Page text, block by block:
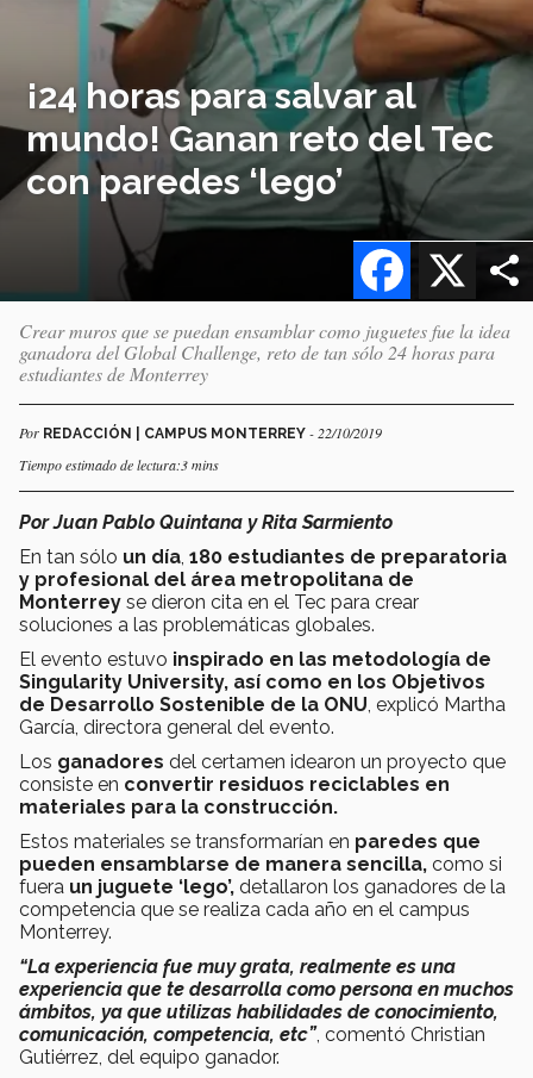
¡24 horas para salvar al
mundo! Ganan reto del Tec
con paredes ‘lego’
X
Facebook
Crear muros que se puedan ensamblar como juguetes fue la idea
ganadora del Global Challenge, reto de tan sólo 24 horas para
estudiantes de Monterrey
Por REDACCIÓN | CAMPUS MONTERREY - 22/10/2019
Tiempo estimado de lectura:3 mins
Por Juan Pablo Quintana y Rita Sarmiento
En tan sólo un día 180 estudiantes de preparatoria
y profesional del área metropolitana de
Monterrey se dieron cita en el Tec para crear
soluciones a las problemáticas globales.
El evento estuvo inspirado en las metodología de
Singularity University, así como en los Objetivos
de Desarrollo Sostenible de la ONU , explicó Martha
García, directora general del evento.
Los ganadores del certamen idearon un proyecto que
consiste en convertir residuos reciclables en
materiales para la construcción.
Estos materiales se transformarían en paredes que
pueden ensamblarse de manera sencilla, como si
fuera un juguete ‘lego’, detallaron los ganadores de la
competencia que se realiza cada año en el campus
Monterrey.
“La experiencia fue muy grata, realmente es una
experiencia que te desarrolla como persona en muchos
ámbitos, ya que utilizas habilidades de conocimiento,
comunicación, competencia, etc”, comentó Christian
Gutiérrez, del equipo ganador.